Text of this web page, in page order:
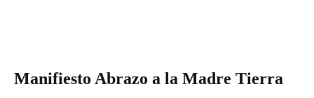
Manifiesto Abrazo a la Madre Tierra